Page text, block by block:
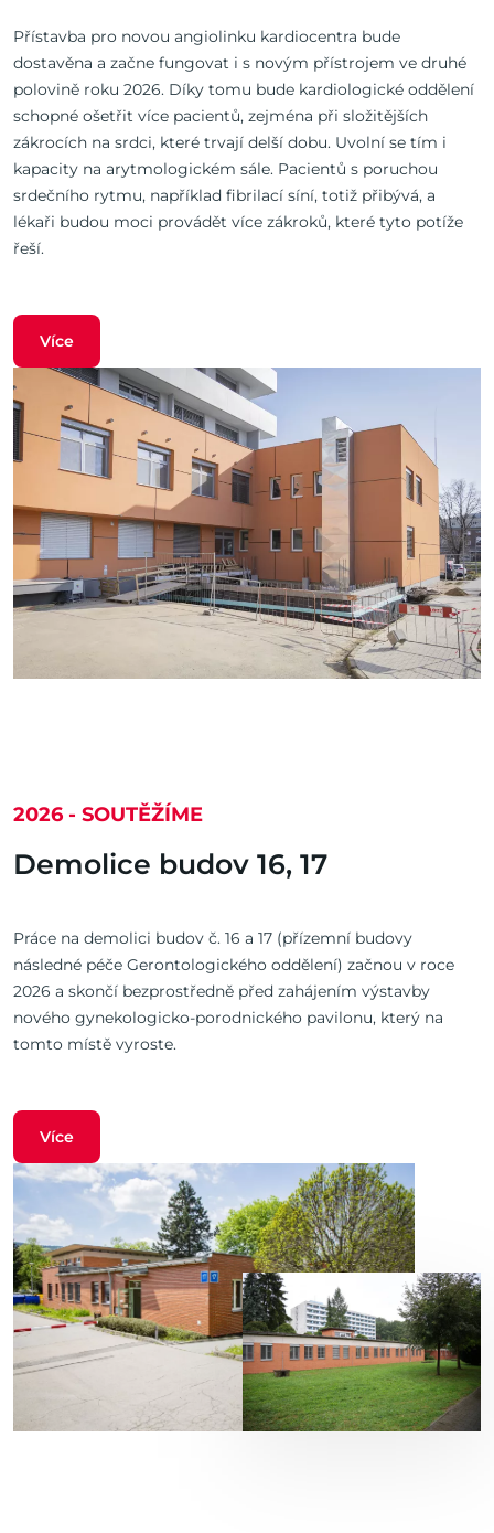
Přístavba pro novou angiolinku kardiocentra bude
dostavěna a začne fungovat i s novým přístrojem ve druhé
polovině roku 2026. Díky tomu bude kardiologické oddělení
schopné ošetřit více pacientů, zejména při složitějších
zákrocích na srdci, které trvají delší dobu. Uvolní se tím i
kapacity na arytmologickém sále. Pacientů s poruchou
srdečního rytmu, například fibrilací síní, totiž přibývá, a
lékaři budou moci provádět více zákroků, které tyto potíže
řeší.
Více
2026 - SOUTĚŽÍME
Demolice budov 16, 17
Práce na demolici budov č. 16 a 17 (přízemní budovy
následné péče Gerontologického oddělení) začnou v roce
2026 a skončí bezprostředně před zahájením výstavby
nového gynekologicko-porodnického pavilonu, který na
tomto místě vyroste.
Více